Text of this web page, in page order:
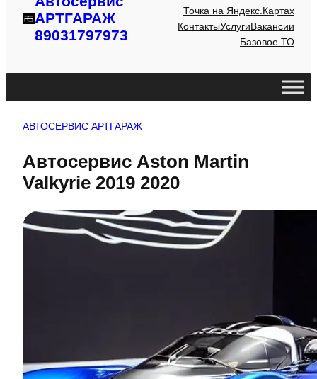
АРТГАРАЖ
89031797973
Точка на Яндекс.Картах
КонтактыУслугиВакансии
Базовое ТО
АВТОСЕРВИС АРТГАРАЖ
Автосервис Aston Martin
Valkyrie 2019 2020